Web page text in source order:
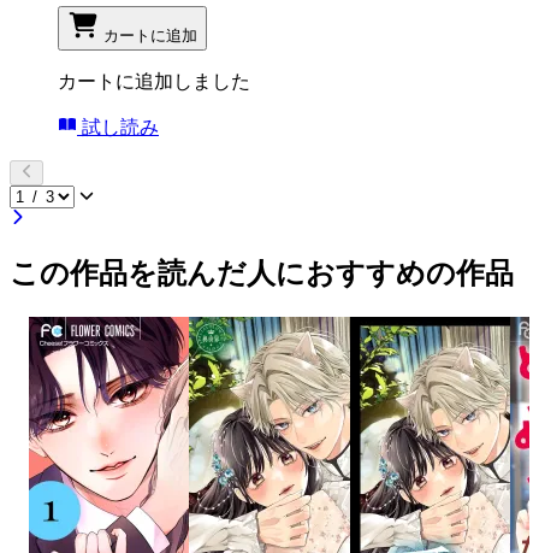
カートに追加
カートに追加しました
試し読み
この作品を読んだ人におすすめの作品